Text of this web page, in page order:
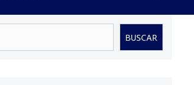
BUSCAR